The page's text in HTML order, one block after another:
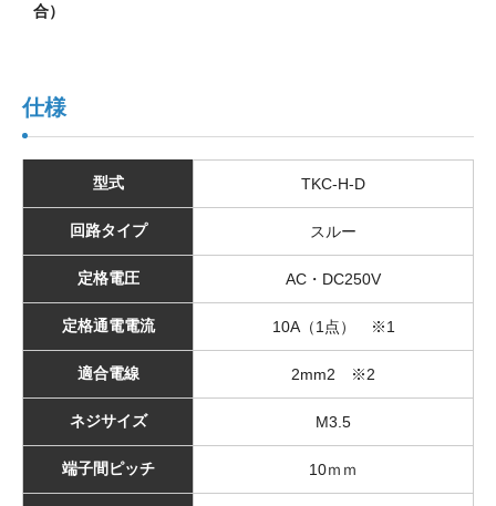
合）
仕様
型式 TKC-H-D
回路タイプ スルー
定格電圧 AC・DC250V
定格通電電流 10A（1点） ※1
適合電線 2mm2 ※2
ネジサイズ M3.5
端子間ピッチ 10ｍｍ